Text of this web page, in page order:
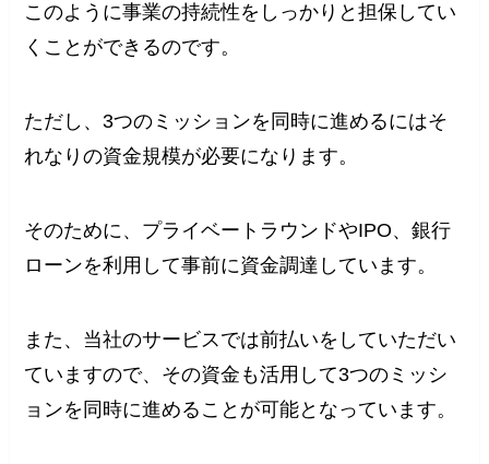
このように事業の持続性をしっかりと担保してい
くことができるのです。
ただし、3つのミッションを同時に進めるにはそ
れなりの資金規模が必要になります。
そのために、プライベートラウンドやIPO、銀行
ローンを利用して事前に資金調達しています。
また、当社のサービスでは前払いをしていただい
ていますので、その資金も活用して3つのミッシ
ョンを同時に進めることが可能となっています。